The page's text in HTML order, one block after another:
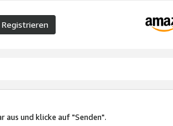
Registrieren
aus und klicke auf "Senden".